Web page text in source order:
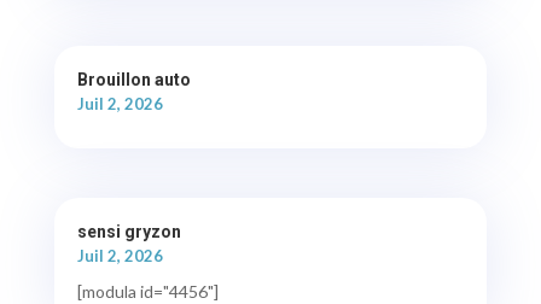
Brouillon auto
Juil 2, 2026
sensi gryzon
Juil 2, 2026
[modula id="4456"]